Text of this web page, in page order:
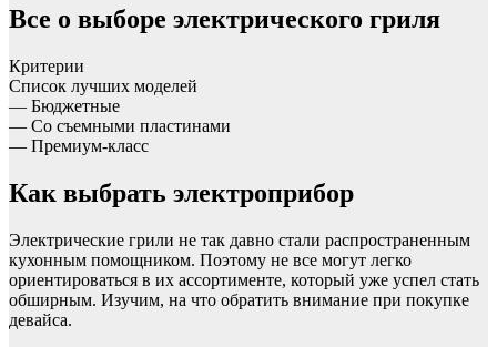
Все о выборе электрического гриля
Критерии
Список лучших моделей
— Бюджетные
— Со съемными пластинами
— Премиум-класс
Как выбрать электроприбор
Электрические грили не так давно стали распространенным
кухонным помощником. Поэтому не все могут легко
ориентироваться в их ассортименте, который уже успел стать
обширным. Изучим, на что обратить внимание при покупке
девайса.